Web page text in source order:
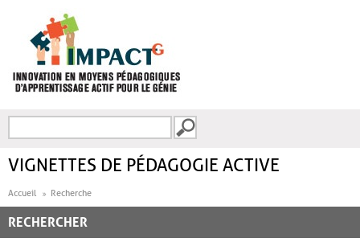
FORMULAIRE DE
VIGNETTES DE PÉDAGOGIE ACTIVE
Accueil Recherche
RECHERCHER